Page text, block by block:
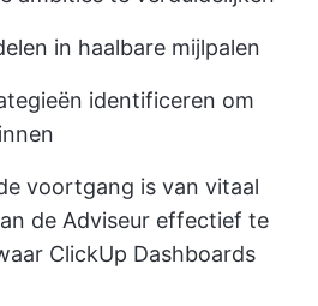
in haalbare mijlpalen
identificeren om
voortgang is van vitaal
de Adviseur effectief te
ClickUp Dashboards